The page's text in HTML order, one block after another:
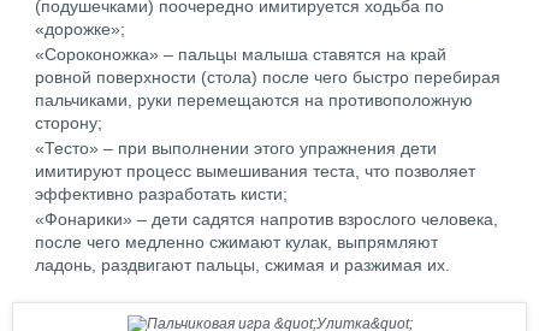
(подушечками) поочередно имитируется ходьба по
«дорожке»;
«Сороконожка» – пальцы малыша ставятся на край
ровной поверхности (стола) после чего быстро перебирая
пальчиками, руки перемещаются на противоположную
сторону;
«Тесто» – при выполнении этого упражнения дети
имитируют процесс вымешивания теста, что позволяет
эффективно разработать кисти;
«Фонарики» – дети садятся напротив взрослого человека,
после чего медленно сжимают кулак, выпрямляют
ладонь, раздвигают пальцы, сжимая и разжимая их.